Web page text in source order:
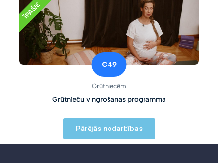
ĪPAŠIE
€49
Grūtniecēm
Grūtnieču vingrošanas programma
Pārējās nodarbības